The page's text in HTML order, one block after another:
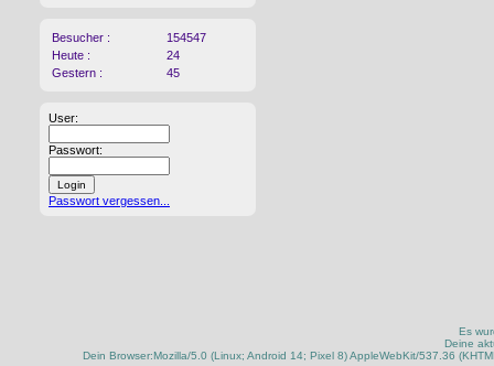
Besucher :
154547
Heute :
24
Gestern :
45
User:
Passwort:
Passwort vergessen...
Es
Deine
Dein Browser:Mozilla/5.0 (Linux; Android 14; Pixel 8) AppleWebKit/537.36